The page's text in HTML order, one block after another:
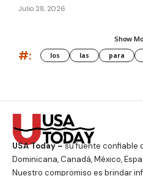
Julio 28, 2026
Show
#: los las para
USA Today –su fuente confiable
Dominicana, Canadá, México,
Nuestro compromiso es brindar